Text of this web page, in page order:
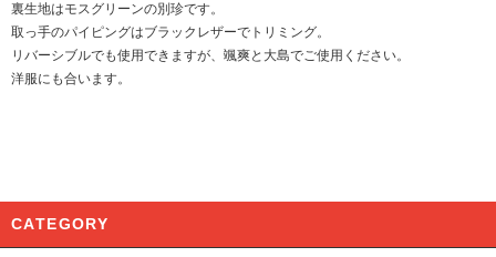
裏生地はモスグリーンの別珍です。
取っ手のパイピングはブラックレザーでトリミング。
リバーシブルでも使用できますが、颯爽と大島でご使用ください。
洋服にも合います。
CATEGORY